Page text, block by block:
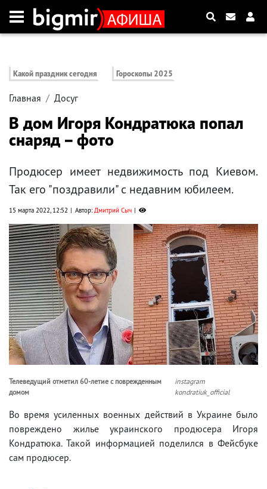
Какой праздник сегодня Гороскопы 2025
Главная Досуг
В дом Игоря Кондратюка попал
снаряд – фото
Продюсер имеет недвижимость под Киевом.
Так его "поздравили" с недавним юбилеем.
15 марта 2022, 12:52 Автор:Дмитрий Сыч
Телеведущий отметил 60-летие с поврежденным
домом
instagram
kondratiuk_official
Во время усиленных военных действий в Украине было
повреждено жилье украинского продюсера Игоря
Кондратюка. Такой информацией поделился в Фейсбуке
сам продюсер.